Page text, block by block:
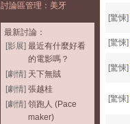
討論區管理：美牙
最新討論：
[影展] 最近有什麼好看
的電影嗎？
[劇情] 天下無賊
[劇情] 張越桂
[劇情] 領跑人 (Pace
maker)
[驚悚]
[驚悚]
[驚悚]
[驚悚]